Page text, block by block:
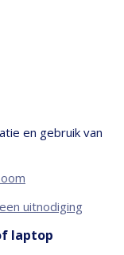
en gebruik van
uitnodiging
laptop